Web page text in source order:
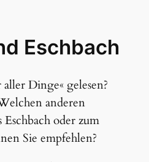
Eschbach
Dinge« gelesen?
anderen
oder zum
Sie empfehlen?